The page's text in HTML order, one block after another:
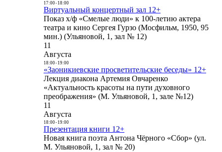
17:00- 18:00
Виртуальный концертный зал 12+
Показ х/ф «Смелые люди» к 100-летию актера
театра и кино Сергея Гурзо (Мосфильм, 1950, 95
мин.) (Ульяновой, 1, зал № 12)
11
Августа
18:00- 19:00
«Заоникиевские просветительские беседы» 12+
Лекция диакона Артемия Овчаренко
«Актуальность красоты на пути духовного
преображения» (М. Ульяновой, 1, зале №12)
11
Августа
18:00- 19:00
Презентация книги 12+
Новая книга поэта Антона Чёрного «Сбор» (ул.
М. Ульяновой, 1, зал № 20)